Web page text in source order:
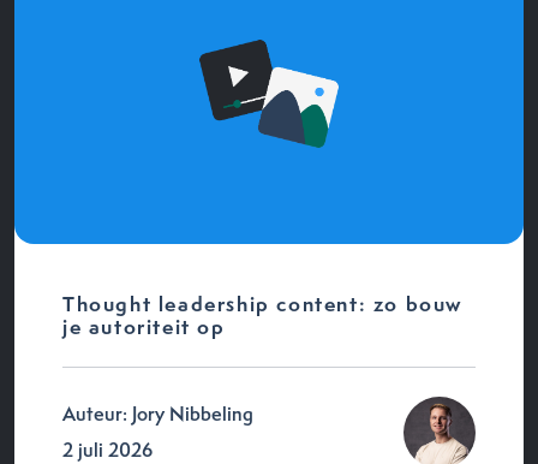
Thought leadership content: zo bouw
je autoriteit op
Auteur: Jory Nibbeling
2 juli 2026